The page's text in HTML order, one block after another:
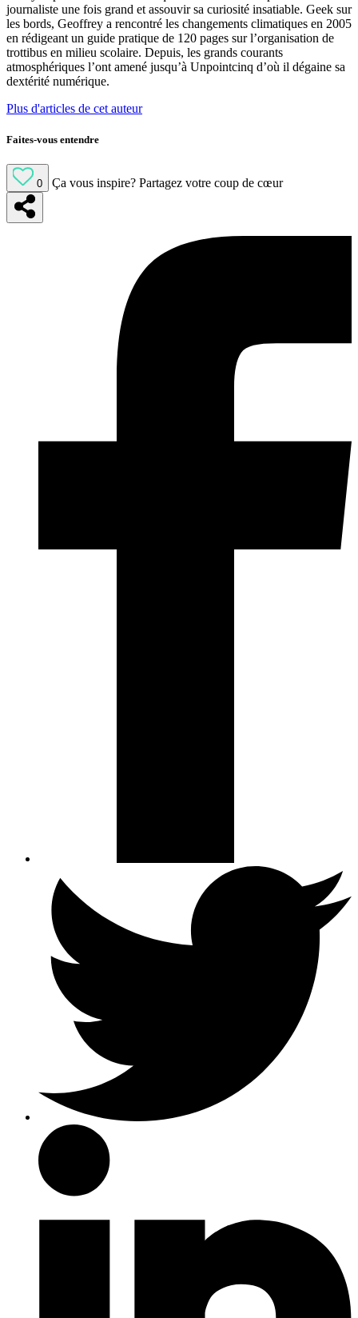
journaliste une fois grand et assouvir sa curiosité insatiable. Geek sur
les bords, Geoffrey a rencontré les changements climatiques en 2005
en rédigeant un guide pratique de 120 pages sur l’organisation de
trottibus en milieu scolaire. Depuis, les grands courants
atmosphériques l’ont amené jusqu’à Unpointcinq d’où il dégaine sa
dextérité numérique.
Plus d'articles de cet auteur
Faites-vous entendre
0 Ça vous inspire? Partagez votre coup de cœur